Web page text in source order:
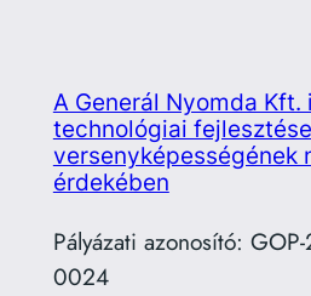
A Generál Nyomda
technológiai fejlesztése
versenyképességének
érdekében
Pályázati azonosító:
0024